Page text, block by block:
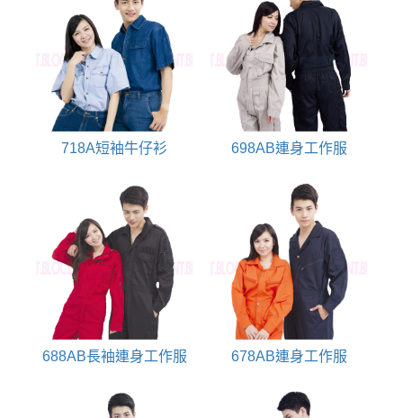
718A短袖牛仔衫 698AB連身工作服
688AB長袖連身工作服 678AB連身工作服